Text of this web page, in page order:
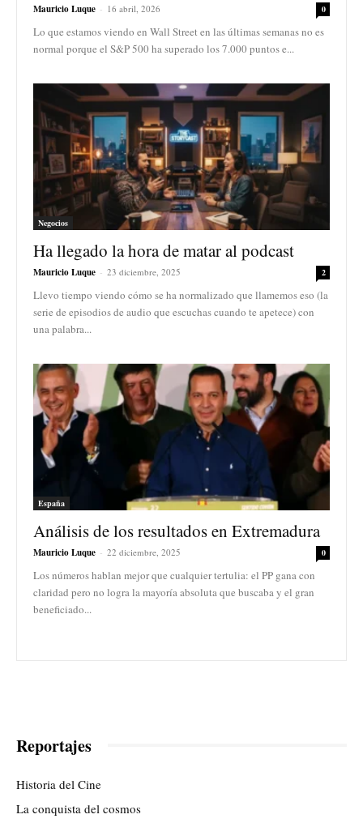
Mauricio Luque - 16 abril, 2026 0
Lo que estamos viendo en Wall Street en las últimas semanas no es
normal porque el S&P 500 ha superado los 7.000 puntos e...
Negocios
Ha llegado la hora de matar al podcast
Mauricio Luque - 23 diciembre, 2025 2
Llevo tiempo viendo cómo se ha normalizado que llamemos eso (la
serie de episodios de audio que escuchas cuando te apetece) con
una palabra...
España
Análisis de los resultados en Extremadura
Mauricio Luque - 22 diciembre, 2025 0
Los números hablan mejor que cualquier tertulia: el PP gana con
claridad pero no logra la mayoría absoluta que buscaba y el gran
beneficiado...
Reportajes
Historia del Cine
La conquista del cosmos